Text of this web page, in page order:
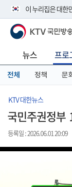
이 누리집은 대한
공식 누리집 주소
니다.
이밖에 or.kr 또는
서 도메인 주소를
KTV 국민방송
뉴스 프로
전체 정책 문
KTV 대한뉴스
국민주권정
등록일 : 2026.06.01 20:09